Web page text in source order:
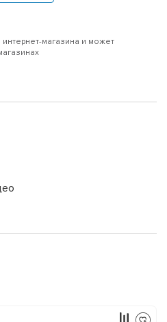
интернет-магазина и может